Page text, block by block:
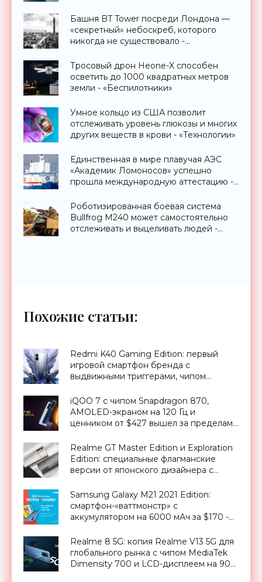
Башня BT Tower посреди Лондона —
«секретный» небоскреб, которого
никогда не существовало -
Тросовый дрон Heone-X способен
осветить до 1000 квадратных метров
земли - «Беспилотники»
Умное кольцо из США позволит
отслеживать уровень глюкозы и многих
других веществ в крови - «Технологии»
Единственная в мире плавучая АЭС
«Академик Ломоносов» успешно
прошла международную аттестацию -
Роботизированная боевая система
Bullfrog M240 может самостоятельно
отслеживать и выцеливать людей -
Похожие статьи:
Redmi K40 Gaming Edition: первый
игровой смартфон бренда с
выдвижными триггерами, чипом
спецверсией в честь Брюса Ли -
«Смартфоны»
iQOO 7 с чипом Snapdragon 870,
AMOLED-экраном на 120 Гц и
ценником от $427 вышел за пределами
Realme GT Master Edition и Exploration
Edition: специальные флагманские
версии от японского дизайнера с
невысокими ценниками - «Смартфоны»
Samsung Galaxy M21 2021 Edition:
смартфон-«ваттмонстр» с
аккумулятором на 6000 мАч за $170 -
Realme 8 5G: копия Realme V13 5G для
глобального рынка с чипом MediaTek
Dimensity 700 и LCD-дисплеем на 90